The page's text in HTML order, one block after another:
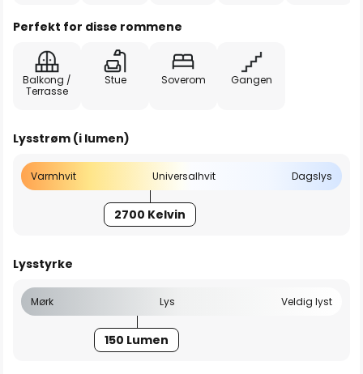
Perfekt for disse rommene
Balkong /
Terrasse
Stue Soverom Gangen
Lysstrøm (i lumen)
Varmhvit Universalhvit Dagslys
2700 Kelvin
Lysstyrke
Mørk Lys Veldig lyst
150 Lumen